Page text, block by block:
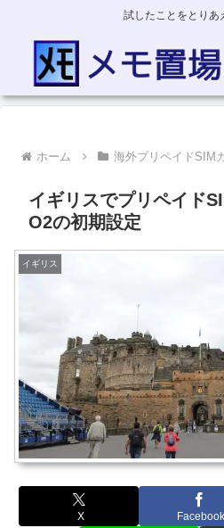
試したことをとりあ
ホーム 海外プリペイドSIM
イギリスでプリペイド
O2の初期設定
イギリス
X Facebook